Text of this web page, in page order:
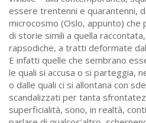
essere trentenni e quarantenni,
microcosmo (Oslo, appunto)
di storie simili a quella
rapsodiche, a tratti deformate
E infatti quelle che sembrano
le quali si accusa o si parteggia,
o dalle quali ci si allontana con
scandalizzati per tanta
superficialità, sono, in realtà,